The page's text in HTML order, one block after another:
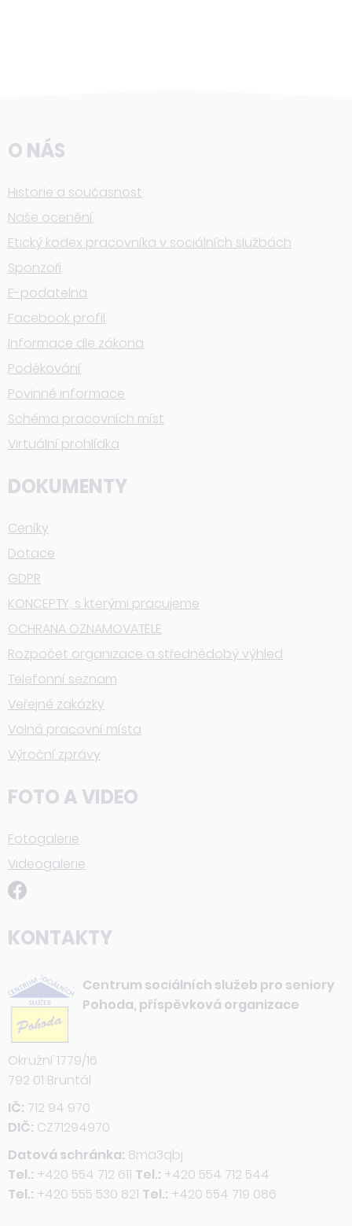
O NÁS
Historie a současnost
Naše ocenění
Etický kodex pracovníka v sociálních službách
Sponzoři
E-podatelna
Facebook profil
Informace dle zákona
Poděkování
Povinné informace
Schéma pracovních míst
Virtuální prohlídka
DOKUMENTY
Ceníky
Dotace
GDPR
KONCEPTY, s kterými pracujeme
OCHRANA OZNAMOVATELE
Rozpočet organizace a střednědobý výhled
Telefonní seznam
Veřejné zakázky
Volná pracovní místa
Výroční zprávy
FOTO A VIDEO
Fotogalerie
Videogalerie
KONTAKTY
Centrum sociálních služeb pro seniory
Pohoda, příspěvková organizace
Okružní 1779/16
792 01 Bruntál
IČ: 712 94 970
DIČ: CZ71294970
Datová schránka: 8ma3qbj
Tel.: +420 554 712 611 Tel.: +420 554 712 544
Tel.: +420 555 530 821 Tel.: +420 554 719 086